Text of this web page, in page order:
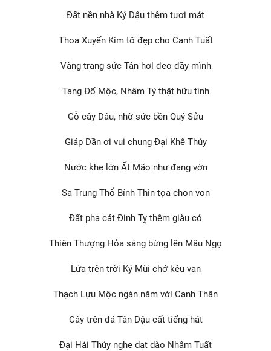
Đất nền nhà Kỷ Dậu thêm tươi mát
Thoa Xuyến Kim tô đẹp cho Canh Tuất
Vàng trang sức Tân hơl đeo đầy mình
Tang Đố Mộc, Nhâm Tý thật hữu tình
Gỗ cây Dâu, nhờ sức bền Quý Sửu
Giáp Dần ơi vui chung Đại Khê Thủy
Nước khe lớn Ất Mão như đang vờn
Sa Trung Thổ Bính Thìn tọa chon von
Đất pha cát Đinh Tỵ thêm giàu có
Thiên Thượng Hỏa sáng bừng lên Mâu Ngọ
Lửa trên trời Kỷ Mùi chớ kêu van
Thạch Lựu Mộc ngàn năm với Canh Thân
Cây trên đá Tân Dậu cất tiếng hát
Đại Hải Thủy nghe dạt dào Nhâm Tuất